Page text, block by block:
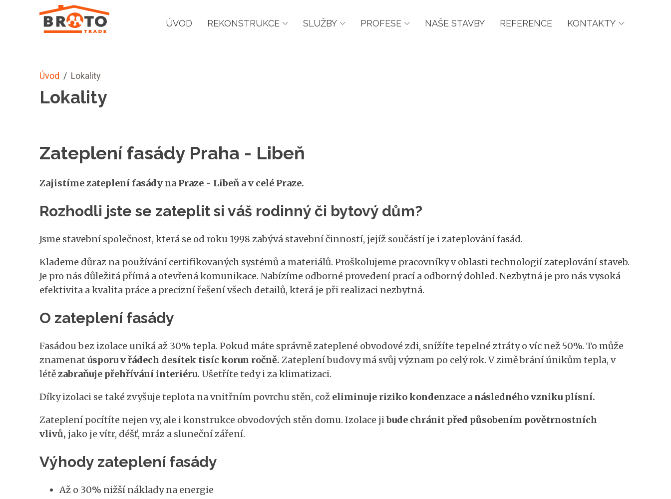
ÚVOD REKONSTRUKCE SLUŽBY PROFESE NAŠE STAVBY REFERENCE KONTAKTY
Úvod / Lokality
Lokality
Zateplení fasády Praha - Libeň
Zajistíme zateplení fasády na Praze - Libeň a v celé Praze.
Rozhodli jste se zateplit si váš rodinný či bytový dům?
Jsme stavební společnost, která se od roku 1998 zabývá stavební činností, jejíž součástí je i zateplování fasád.
Klademe důraz na používání certifikovaných systémů a materiálů. Proškolujeme pracovníky v oblasti technologií zateplování staveb.
Je pro nás důležitá přímá a otevřená komunikace. Nabízíme odborné provedení prací a odborný dohled. Nezbytná je pro nás vysoká
efektivita a kvalita práce a precizní řešení všech detailů, která je při realizaci nezbytná.
O zateplení fasády
Fasádou bez izolace uniká až 30% tepla. Pokud máte správně zateplené obvodové zdi, snížíte tepelné ztráty o víc než 50%. To může
znamenat úsporu v řádech desítek tisíc korun ročně. Zateplení budovy má svůj význam po celý rok. V zimě brání únikům tepla, v
létězabraňuje přehřívání interiéru. Ušetříte tedy i za klimatizaci.
Díky izolaci se také zvyšuje teplota na vnitřním povrchu stěn, což eliminuje riziko kondenzace a následného vzniku plísní.
Zateplení pocítíte nejen vy, ale i konstrukce obvodových stěn domu. Izolace jibude chránit před působením povětrnostních
vlivů, jako je vítr, déšť, mráz a sluneční záření.
Výhody zateplení fasády
Až o 30% nižší náklady na energie